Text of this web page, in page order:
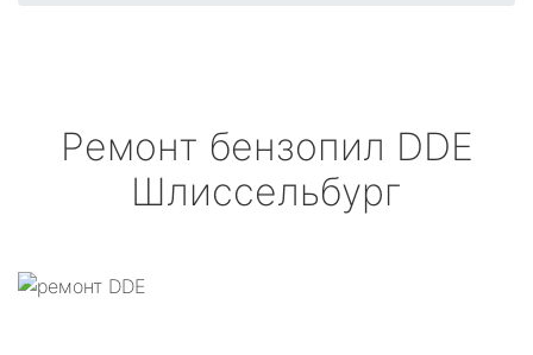
Ремонт бензопил DDE
Шлиссельбург